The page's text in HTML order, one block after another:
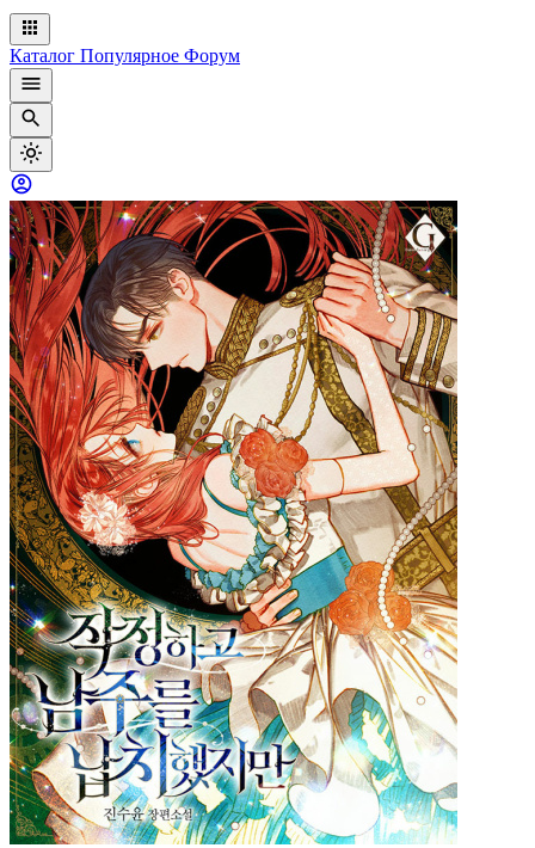
Каталог Популярное Форум